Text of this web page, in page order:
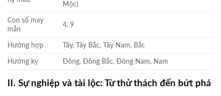
Mộc)
Con số may
mắn
4, 9
Hướng hợp Tây, Tây Bắc, Tây Nam, Bắc
Hướng kỵ Đông, Đông Bắc, Đông Nam, Nam
II. Sự nghiệp và tài lộc: Từ thử thách đến bứt phá